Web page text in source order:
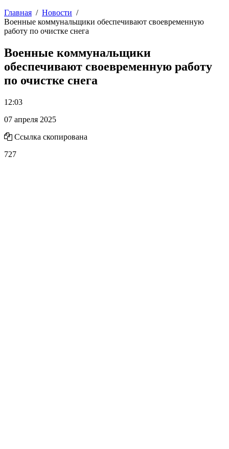
Главная
Новости
Военные коммунальщики обеспечивают своевременную
работу по очистке снега
Военные коммунальщики
обеспечивают своевременную работу
по очистке снега
12:03
07 апреля 2025
Ссылка скопирована
727